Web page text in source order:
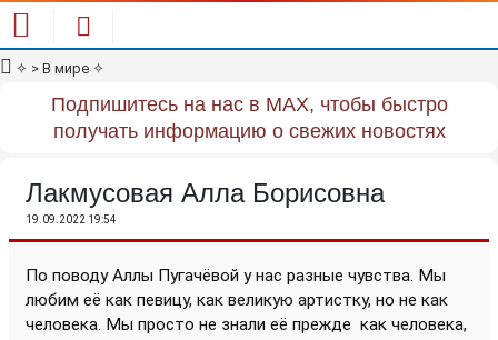
✧ > В мире ✧
Подпишитесь на нас в MAX, чтобы быстро
получать информацию о свежих новостях
Лакмусовая Алла Борисовна
19.09.2022 19:54
По поводу Аллы Пугачёвой у нас разные чувства. Мы
любим её как певицу, как великую артистку, но не как
человека. Мы просто не знали её прежде как человека,